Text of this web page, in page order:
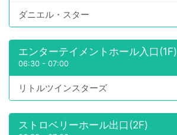
ダニエル・スター
エンターテイメントホール入口(1F)
06:30 - 07:00
リトルツインスターズ
ストロベリーホール出口(2F)